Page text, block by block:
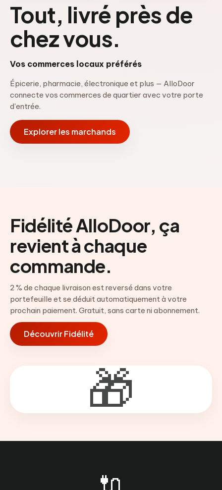
Tout, livré près de
chez vous.
Vos commerces locaux préférés
Épicerie, pharmacie, électronique et plus — AlloDoor
connecte vos commerces de quartier avec votre porte
d'entrée.
Explorer les marchands
🎁
Fidélité AlloDoor, ça
revient à chaque
commande.
2 % de chaque livraison est reversé dans votre
portefeuille et se déduit automatiquement à votre
prochain paiement. Gratuit, sans carte ni abonnement.
Découvrir Fidélité